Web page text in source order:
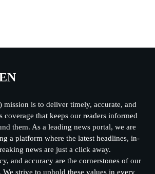
mission is to deliver timely, accurate, and
coverage that keeps our readers informed
them. As a leading news portal, we are
a platform where the latest headlines, in-
news are just a click away.
and accuracy are the cornerstones of our
strive to uphold these values in every